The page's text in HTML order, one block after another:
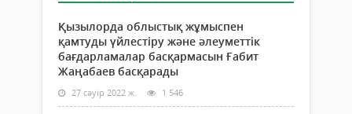
Қызылорда облыстық жұмыспен
қамтуды үйлестіру және әлеуметтік
бағдарламалар басқармасын Ғабит
Жаңабаев басқарады
27 сәуір 2022 ж. 1 546